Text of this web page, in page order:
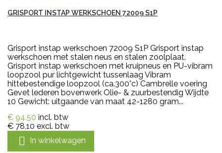
GRISPORT INSTAP WERKSCHOEN 72009 S1P
Grisport instap werkschoen 72009 S1P Grisport instap
werkschoen met stalen neus en stalen zoolplaat.
Grisport instap werkschoen met kruipneus en PU-vibram
loopzool pur lichtgewicht tussenlaag Vibram
hittebestendige loopzool (ca.300°c) Cambrelle voering
Gevet lederen bovenwerk Olie- & zuurbestendig Wijdte
10 Gewicht: uitgaande van maat 42-1280 gram...
€ 94,50 incl. btw
€ 78,10 excl. btw
 In winkelwagen